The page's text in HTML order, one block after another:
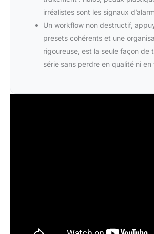
irréalistes sont les signaux
Un workflow non destructif,
presets cohérents et une
rigoureuse, est la seule façon de
série sans perdre en qualité ni en